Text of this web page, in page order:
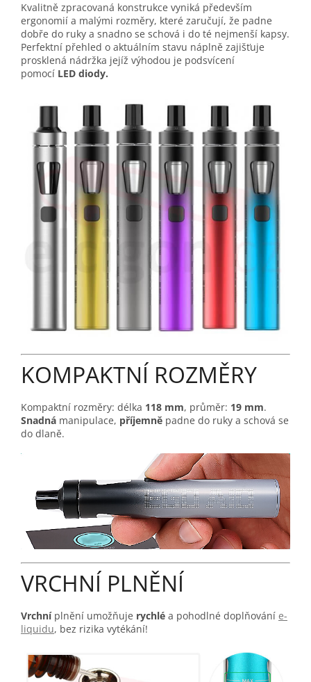
Kvalitně zpracovaná konstrukce vyniká především
ergonomií a malými rozměry, které zaručují, že padne
dobře do ruky a snadno se schová i do té nejmenší kapsy.
Perfektní přehled o aktuálním stavu náplně zajišťuje
prosklená nádržka jejíž výhodou je podsvícení
pomocí LED diody.
KOMPAKTNÍ ROZMĚRY
Kompaktní rozměry: délka 118 mm, průměr: 19 mm.
Snadná manipulace, příjemně padne do ruky a schová se
do dlaně.
VRCHNÍ PLNĚNÍ
Vrchní plnění umožňuje rychlé a pohodlné doplňování e-
liquidu, bez rizika vytékání!